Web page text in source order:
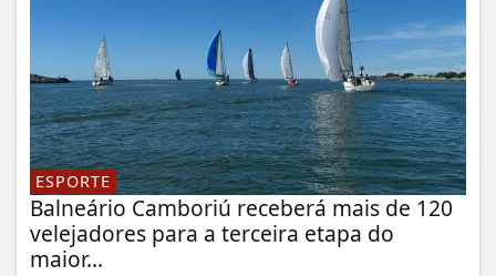
ESPORTE
Balneário Camboriú receberá mais de 120
velejadores para a terceira etapa do
maior...